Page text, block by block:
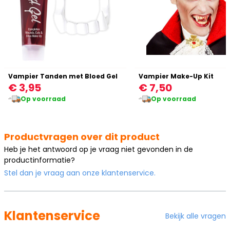
Vampier Tanden met Bloed Gel
€ 3,95
Op voorraad
Vampier Make-Up Kit
€ 7,50
Op voorraad
Productvragen over dit product
Heb je het antwoord op je vraag niet gevonden in de
productinformatie?
Stel dan je vraag aan onze klantenservice.
Klantenservice Bekijk alle vragen